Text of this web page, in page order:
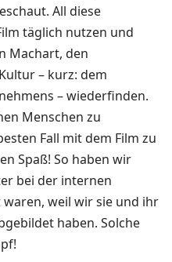
All diese
täglich nutzen und
Machart, den
– kurz: dem
– wiederfinden.
Menschen zu
Fall mit dem Film zu
Spaß! So haben wir
bei der internen
weil wir sie und ihr
haben. Solche